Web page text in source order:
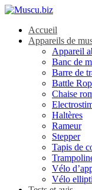
Accueil
Appareils de
Appareil
Banc de
Barre de
Battle
Chaise
Haltères
Rameur
Stepper
Tapis de
Vélo
Vélo